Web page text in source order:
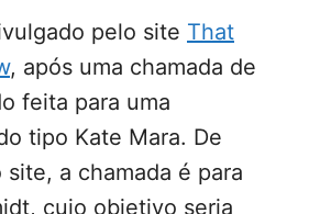
pelo site That
, após uma chamada de
feita para uma
tipo Kate Mara. De
a chamada é para
cujo objetivo seria